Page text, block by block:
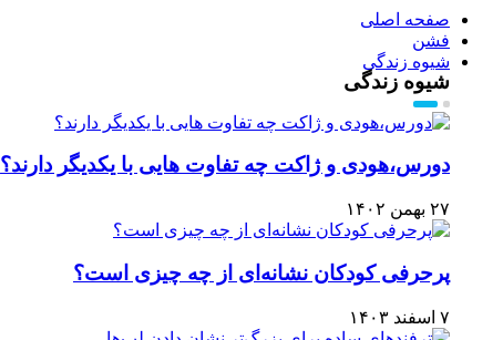
صفحه اصلی
فشن
شیوه زندگی
شیوه زندگی
دورس،هودی و ژاکت چه تفاوت هایی با یکدیگر دارند؟
۲۷ بهمن ۱۴۰۲
پرحرفی کودکان نشانه‌ای از چه چیزی است؟
۷ اسفند ۱۴۰۳